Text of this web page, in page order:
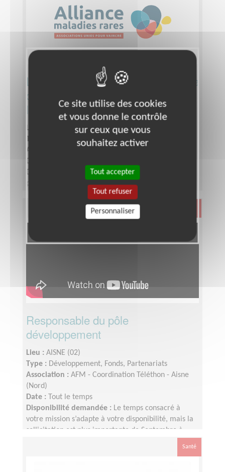
L'Alliance maladies rares recherche
des bénévoles pour sensibiliser
Lieu :
AISNE (02)
Opération de sensibilisation
Association :
Date :
Disponibilité demandée :permanente ou
ponctuelle, selon la disponibilité du bénévole
Responsable du pôle
développement
Lieu : AISNE (02)
Type : Développement, Fonds, Partenariats
Association : AFM - Coordination Téléthon - Aisne
(Nord)
Date :
Tout le temps
Disponibilité demandée : Le temps consacré à
votre mission s’adapte à votre disponibilité, mais la
sollicitation est plus importante de Septembre à
Santé
Ce site utilise des cookies
et vous donne le contrôle
sur ceux que vous
souhaitez activer
Tout accepter
Tout refuser
Personnaliser